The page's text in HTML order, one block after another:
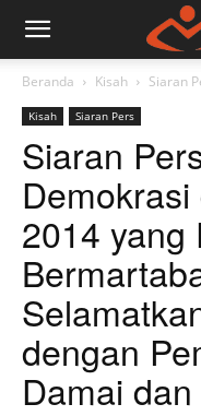
Beranda Kisah Siaran
Kisah Siaran Pers
Siaran
2014 yang
dengan
Damai